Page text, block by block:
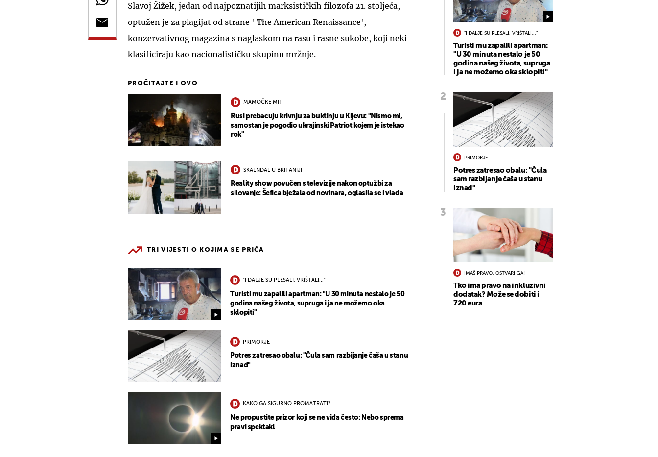
Slavoj Žižek, jedan od najpoznatijih marksističkih filozofa 21. stoljeća,
optužen je za plagijat od strane ' The American Renaissance',
konzervativnog magazina s naglaskom na rasu i rasne sukobe, koji neki
klasificiraju kao nacionalističku skupinu mržnje.
PROČITAJTE I OVO
MAMOČKE MI!
Rusi prebacuju krivnju za buktinju u Kijevu: "Nismo mi,
samostan je pogodio ukrajinski Patriot kojem je istekao
rok"
SKALNDAL U BRITANIJI
Reality show povučen s televizije nakon optužbi za
silovanje: Šefica bježala od novinara, oglasila se i vlada
TRI VIJESTI O KOJIMA SE PRIČA
"I DALJE SU PLESALI, VRIŠTALI..."
Turisti mu zapalili apartman: "U 30 minuta nestalo je 50
godina našeg života, supruga i ja ne možemo oka
sklopiti"
PRIMORJE
Potres zatresao obalu: "Čula sam razbijanje čaša u stanu
iznad"
KAKO GA SIGURNO PROMATRATI?
Ne propustite prizor koji se ne viđa često: Nebo sprema
pravi spektakl
"I DALJE SU PLESALI, VRIŠTALI..."
Turisti mu zapalili apartman:
"U 30 minuta nestalo je 50
godina našeg života, supruga
i ja ne možemo oka sklopiti"
PRIMORJE
Potres zatresao obalu: "Čula
sam razbijanje čaša u stanu
iznad"
IMAŠ PRAVO, OSTVARI GA!
Tko ima pravo na inkluzivni
dodatak? Može se dobiti i
720 eura